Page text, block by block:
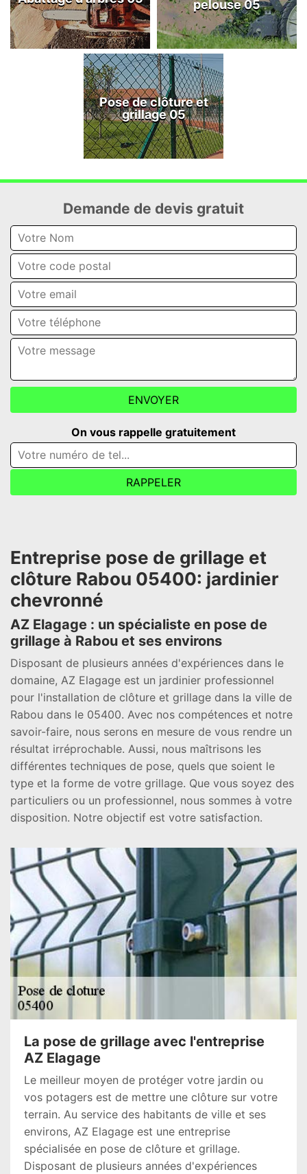
pelouse 05
Pose de clôture et
grillage 05
Demande de devis gratuit
On vous rappelle gratuitement
Entreprise pose de grillage et
clôture Rabou 05400: jardinier
chevronné
AZ Elagage : un spécialiste en pose de
grillage à Rabou et ses environs
Disposant de plusieurs années d'expériences dans le
domaine, AZ Elagage est un jardinier professionnel
pour l'installation de clôture et grillage dans la ville de
Rabou dans le 05400. Avec nos compétences et notre
savoir-faire, nous serons en mesure de vous rendre un
résultat irréprochable. Aussi, nous maîtrisons les
différentes techniques de pose, quels que soient le
type et la forme de votre grillage. Que vous soyez des
particuliers ou un professionnel, nous sommes à votre
disposition. Notre objectif est votre satisfaction.
La pose de grillage avec l'entreprise
AZ Elagage
Le meilleur moyen de protéger votre jardin ou
vos potagers est de mettre une clôture sur votre
terrain. Au service des habitants de ville et ses
environs, AZ Elagage est une entreprise
spécialisée en pose de clôture et grillage.
Disposant de plusieurs années d'expériences